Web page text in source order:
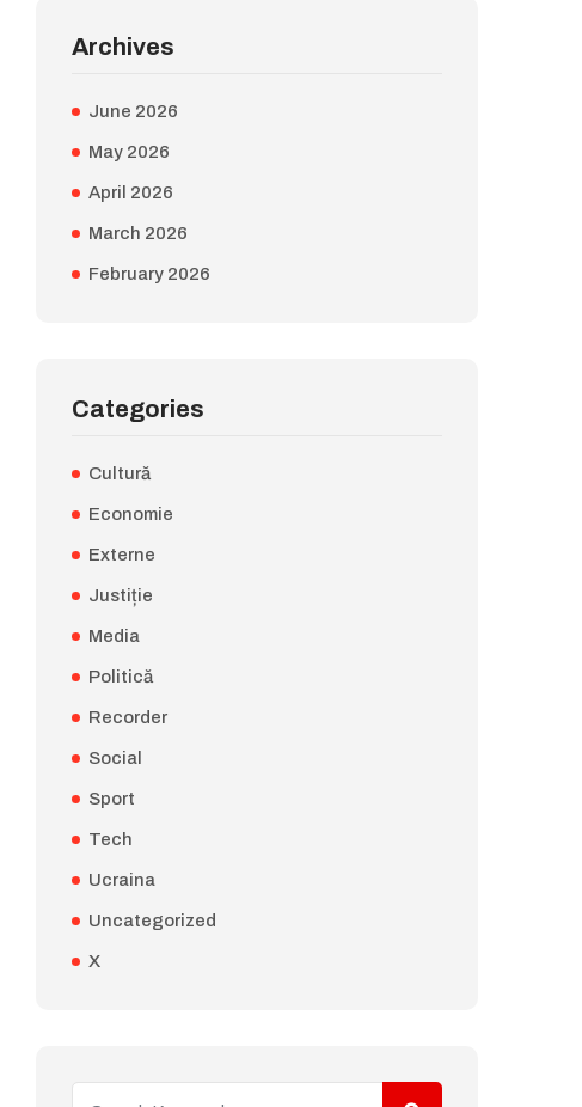
Archives
June 2026
May 2026
April 2026
March 2026
February 2026
Categories
Cultură
Economie
Externe
Justiție
Media
Politică
Recorder
Social
Sport
Tech
Ucraina
Uncategorized
X